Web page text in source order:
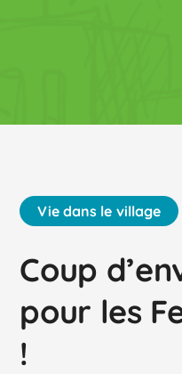
Vie dans le village
Coup
pour les
!